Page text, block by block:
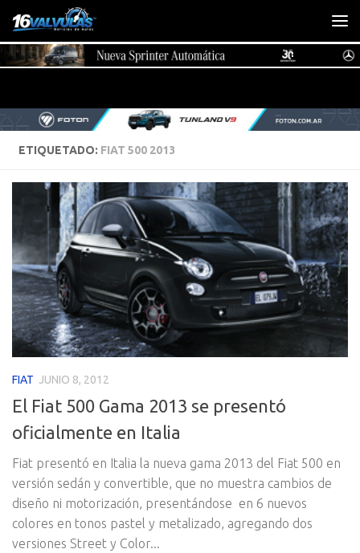
Saltar al contenido
ETIQUETADO: FIAT 500 2013
FIAT JUNIO 8, 2012
El Fiat 500 Gama 2013 se presentó
oficialmente en Italia
Fiat presentó en Italia la nueva gama 2013 del Fiat 500 en
versión sedán y convertible, que no muestra cambios de
diseño ni motorización, presentándose en 6 nuevos
colores en tonos pastel y metalizado, agregando dos
versiones Street y Color...